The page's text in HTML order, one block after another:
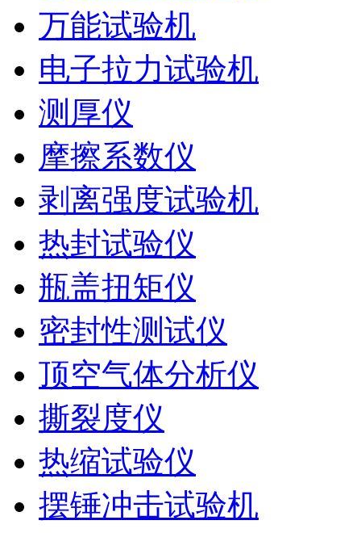
万能试验机
电子拉力试验机
测厚仪
摩擦系数仪
剥离强度试验机
热封试验仪
瓶盖扭矩仪
密封性测试仪
顶空气体分析仪
撕裂度仪
热缩试验仪
摆锤冲击试验机